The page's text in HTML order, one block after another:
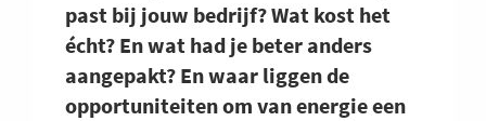
past bij jouw bedrijf? Wat kost het
écht? En wat had je beter anders
aangepakt? En waar liggen de
opportuniteiten om van energie een